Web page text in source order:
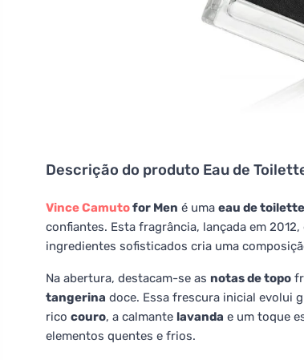
Descrição do produto Eau de
Vince Camutofor Men é uma eau de toilette
confiantes. Esta fragrância, lançada em
ingredientes sofisticados cria uma
Na abertura, destacam-se as notas de topo
tangerina doce. Essa frescura inicial evolui
rico couro, a calmante lavanda e um toque
elementos quentes e frios.